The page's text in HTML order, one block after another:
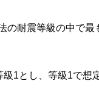
の耐震等級の中で最
1とし、等級1で想